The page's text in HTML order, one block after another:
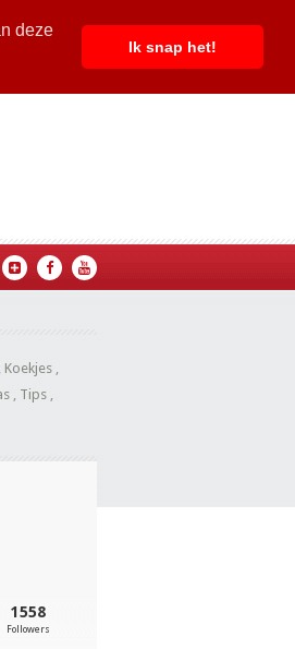
deze
Ik snap het!
, Koekjes ,
, Tips ,
1558
Followers